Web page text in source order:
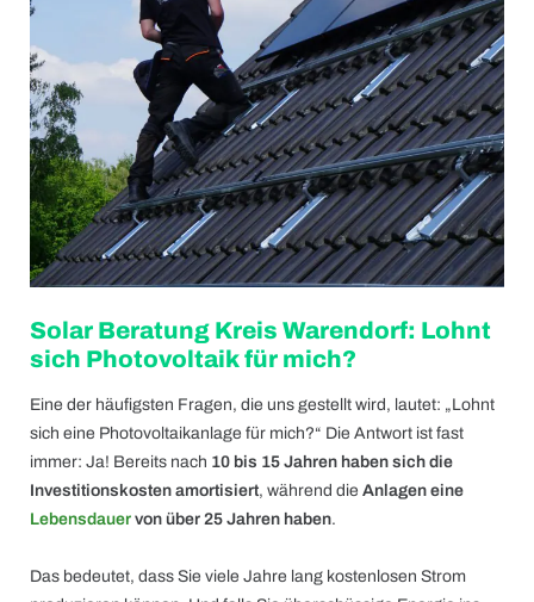
Solar Beratung Kreis Warendorf: Lohnt
sich Photovoltaik für mich?
Eine der häufigsten Fragen, die uns gestellt wird, lautet: „Lohnt
sich eine Photovoltaikanlage für mich?“ Die Antwort ist fast
immer: Ja! Bereits nach 10 bis 15 Jahren haben sich die
Investitionskosten amortisiert, während die Anlagen eine
Lebensdauer von über 25 Jahren haben.
Das bedeutet, dass Sie viele Jahre lang kostenlosen Strom